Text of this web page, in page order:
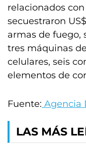
relacionados
secuestraron
armas de fuego,
tres máquinas
celulares, seis
elementos de
Fuente: Agencia
LAS MÁS